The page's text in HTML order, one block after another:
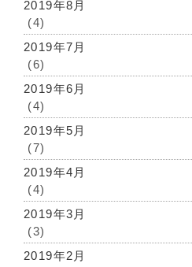
2019年8月
(4)
2019年7月
(6)
2019年6月
(4)
2019年5月
(7)
2019年4月
(4)
2019年3月
(3)
2019年2月